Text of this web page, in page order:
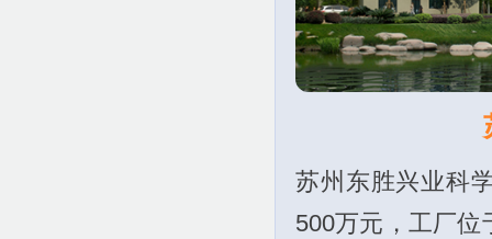
苏州东胜兴业科
500万元，工厂位